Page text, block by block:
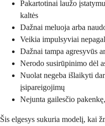
Pakartotinai laužo
kaltės
Dažnai meluoja arba
Veikia impulsyviai
Dažnai tampa agresyvūs
Nerodo susirūpinimo dėl
Nuolat negeba išlaikyti
įsipareigojimų
Nejunta gailesčio
Šis elgesys sukuria modelį, kai